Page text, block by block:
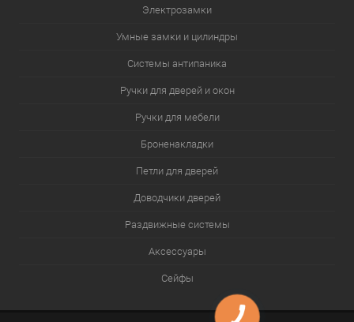
Электрозамки
Умные замки и цилиндры
Системы антипаника
Ручки для дверей и окон
Ручки для мебели
Броненакладки
Петли для дверей
Доводчики дверей
Раздвижные системы
Аксессуары
Сейфы